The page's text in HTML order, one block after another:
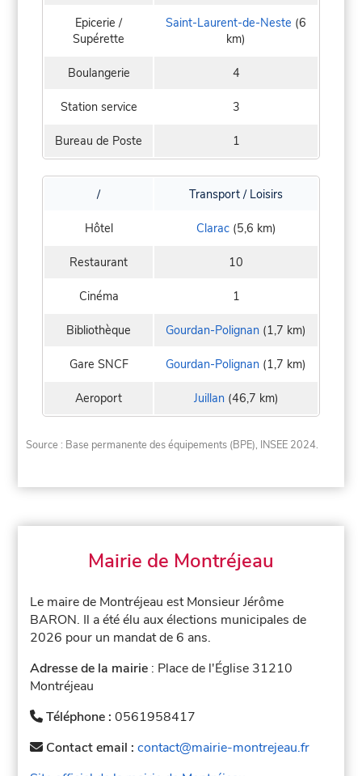
Epicerie /
Supérette
Saint-Laurent-de-Neste (6
km)
Boulangerie 4
Station service 3
Bureau de Poste 1
/ Transport / Loisirs
Hôtel Clarac(5,6 km)
Restaurant 10
Cinéma 1
Bibliothèque Gourdan-Polignan (1,7 km)
Gare SNCF Gourdan-Polignan (1,7 km)
Aeroport Juillan(46,7 km)
Source : Base permanente des équipements (BPE), INSEE 2024.
Mairie de Montréjeau
Le maire de Montréjeau est Monsieur Jérôme
BARON. Il a été élu aux élections municipales de
2026 pour un mandat de 6 ans.
Adresse de la mairie : Place de l'Église 31210
Montréjeau
Téléphone :0561958417
Contact email :contact@mairie-montrejeau.fr